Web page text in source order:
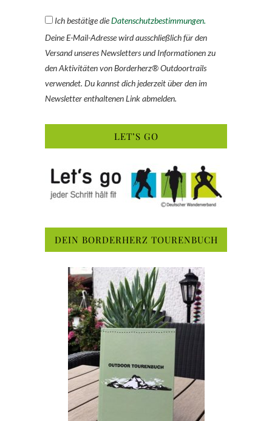
Ich bestätige dieDatenschutzbestimmungen.
Deine E-Mail-Adresse wird ausschließlich für den
Versand unseres Newsletters und Informationen zu
den Aktivitäten von Borderherz® Outdoortrails
verwendet. Du kannst dich jederzeit über den im
Newsletter enthaltenen Link abmelden.
LET’S GO
DEIN BORDERHERZ TOURENBUCH